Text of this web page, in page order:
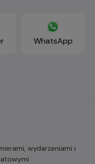
WhatsApp
wydarzeniami i